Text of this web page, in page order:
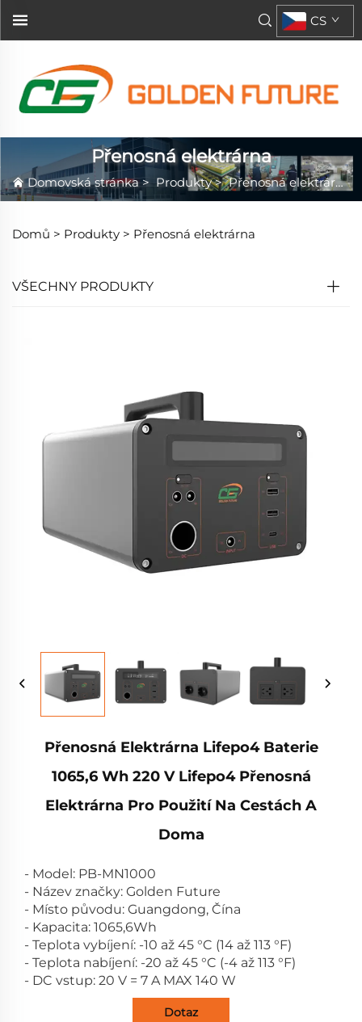
CS
Přenosná elektrárna
Domovská stránka>Produkty>Přenosná elektrárna
Domů > Produkty > Přenosná elektrárna
VŠECHNY PRODUKTY
Přenosná Elektrárna Lifepo4 Baterie
1065,6 Wh 220 V Lifepo4 Přenosná
Elektrárna Pro Použití Na Cestách A
Doma
- Model: PB-MN1000
- Název značky: Golden Future
- Místo původu: Guangdong, Čína
- Kapacita: 1065,6Wh
- Teplota vybíjení: -10 až 45 °C (14 až 113 °F)
- Teplota nabíjení: -20 až 45 °C (-4 až 113 °F)
- DC vstup: 20 V = 7 A MAX 140 W
Dotaz